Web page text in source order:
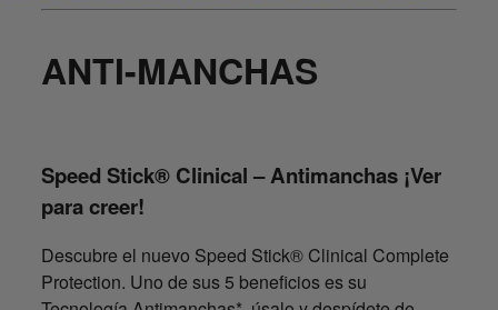
ANTI-MANCHAS
Speed Stick® Clinical – Antimanchas ¡Ver
para creer!
Descubre el nuevo Speed Stick® Clinical Complete
Protection. Uno de sus 5 beneficios es su